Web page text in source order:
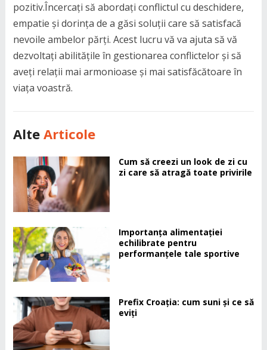
pozitiv.Încercați să abordați conflictul cu deschidere,
empatie și dorința de a găsi soluții care să satisfacă
nevoile ambelor părți. Acest lucru vă va ajuta să vă
dezvoltați abilitățile în gestionarea conflictelor și să
aveți relații mai armonioase și mai satisfăcătoare în
viața voastră.
Alte Articole
Cum să creezi un look de zi cu
zi care să atragă toate privirile
Importanța alimentației
echilibrate pentru
performanțele tale sportive
Prefix Croația: cum suni și ce să
eviți